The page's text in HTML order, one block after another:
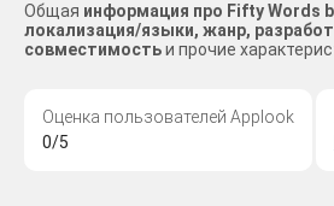
Общая информация про Fifty Words
локализация/языки, жанр,
совместимостьи прочие
Оценка пользователей Applook
0/5